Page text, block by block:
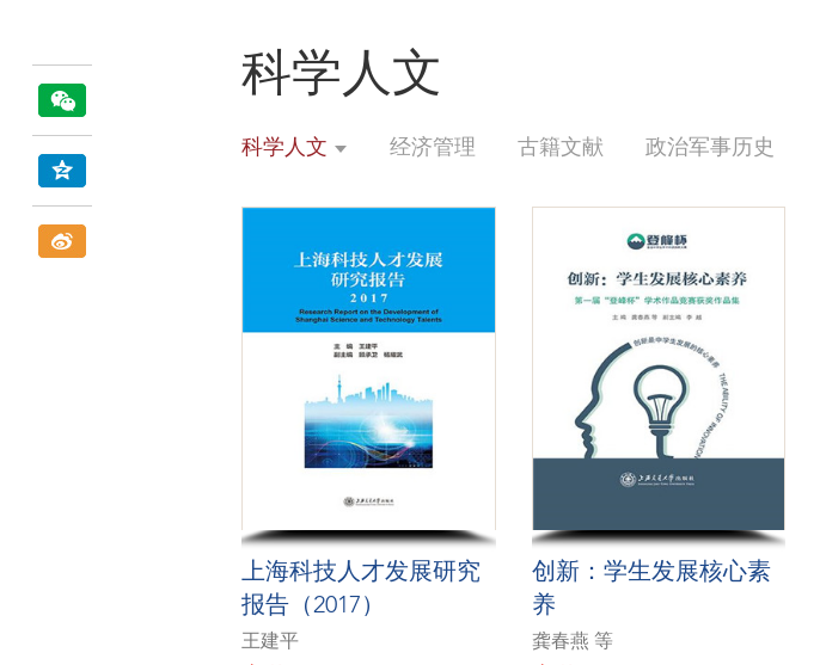
科学人文
科学人文 经济管理 古籍文献 政治军事历史
上海科技人才发展研究
报告（2017）
王建平
创新：学生发展核心素
养
龚春燕 等